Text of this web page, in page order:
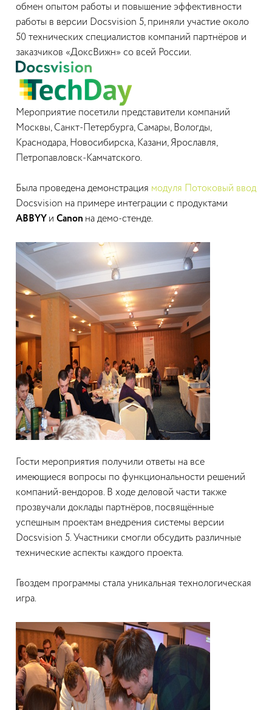
обмен опытом работы и повышение эффективности
работы в версии Docsvision 5, приняли участие около
50 технических специалистов компаний партнёров и
заказчиков «ДоксВижн» со всей России.
Мероприятие посетили представители компаний
Москвы, Санкт-Петербурга, Самары, Вологды,
Краснодара, Новосибирска, Казани, Ярославля,
Петропавловск-Камчатского.
Была проведена демонстрация модуля Потоковый ввод
Docsvision на примере интеграции с продуктами
ABBYY и Canon на демо-стенде.
Гости мероприятия получили ответы на все
имеющиеся вопросы по функциональности решений
компаний-вендоров. В ходе деловой части также
прозвучали доклады партнёров, посвящённые
успешным проектам внедрения системы версии
Docsvision 5. Участники смогли обсудить различные
технические аспекты каждого проекта.
Гвоздем программы стала уникальная технологическая
игра.